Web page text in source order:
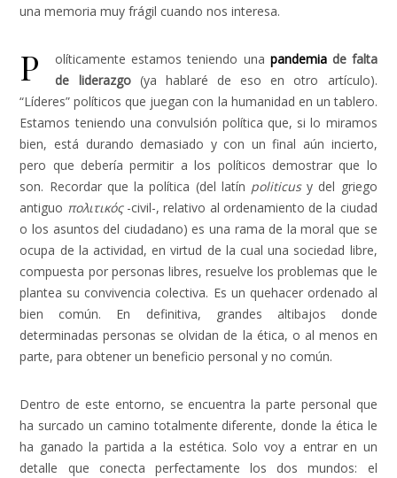
una memoria muy frágil cuando nos interesa.
P olíticamente estamos teniendo una pandemiade falta
de liderazgo(ya hablaré de eso en otro artículo).
“Líderes” políticos que juegan con la humanidad en un tablero.
Estamos teniendo una convulsión política que, si lo miramos
bien, está durando demasiado y con un final aún incierto,
pero que debería permitir a los políticos demostrar que lo
son. Recordar que la política (del latín politicusy del griego
antiguo πολιτικός-civil-, relativo al ordenamiento de la ciudad
o los asuntos del ciudadano) es una rama de la moral que se
ocupa de la actividad, en virtud de la cual una sociedad libre,
compuesta por personas libres, resuelve los problemas que le
plantea su convivencia colectiva. Es un quehacer ordenado al
bien común. En definitiva, grandes altibajos donde
determinadas personas se olvidan de la ética, o al menos en
parte, para obtener un beneficio personal y no común.
Dentro de este entorno, se encuentra la parte personal que
ha surcado un camino totalmente diferente, donde la ética le
ha ganado la partida a la estética. Solo voy a entrar en un
detalle que conecta perfectamente los dos mundos: el